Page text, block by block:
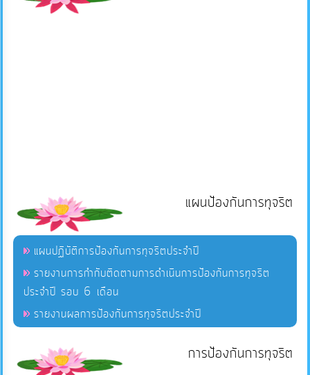
แผนป้องกันการทุจริต
แผนปฏิบัติการป้องกันการทุจริตประจำปี
รายงานการกำกับติดตามการดำเนินการป้องกันการทุจริต
ประจำปี รอบ 6 เดือน
รายงานผลการป้องกันการทุจริตประจำปี
การป้องกันการทุจริต